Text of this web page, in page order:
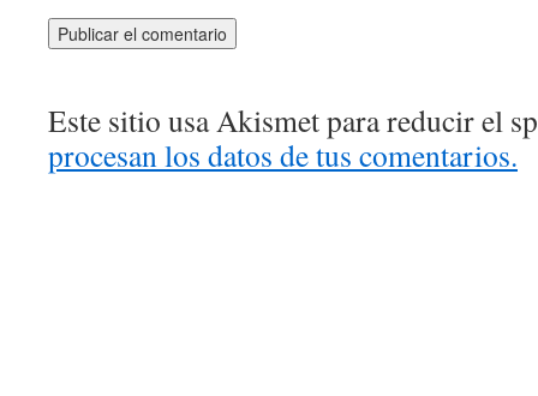
Este sitio usa Akismet para reducir el
procesan los datos de tus comentarios.